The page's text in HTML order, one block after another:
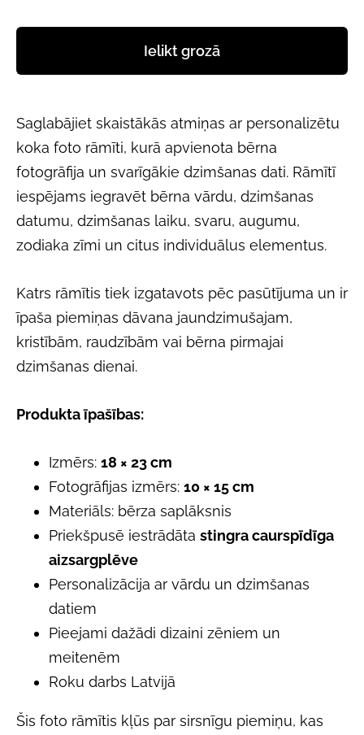
Ielikt grozā
Saglabājiet skaistākās atmiņas ar personalizētu
koka foto rāmīti, kurā apvienota bērna
fotogrāfija un svarīgākie dzimšanas dati. Rāmītī
iespējams iegravēt bērna vārdu, dzimšanas
datumu, dzimšanas laiku, svaru, augumu,
zodiaka zīmi un citus individuālus elementus.
Katrs rāmītis tiek izgatavots pēc pasūtījuma un ir
īpaša piemiņas dāvana jaundzimušajam,
kristībām, raudzībām vai bērna pirmajai
dzimšanas dienai.
Produkta īpašības:
Izmērs: 18 × 23 cm
Fotogrāfijas izmērs: 10 × 15 cm
Materiāls: bērza saplāksnis
Priekšpusē iestrādāta stingra caurspīdīga
aizsargplēve
Personalizācija ar vārdu un dzimšanas
datiem
Pieejami dažādi dizaini zēniem un
meitenēm
Roku darbs Latvijā
Šis foto rāmītis kļūs par sirsnīgu piemiņu, kas